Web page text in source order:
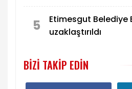
5
Etimesgut Belediye
uzaklaştırıldı
BIZI TAKIP EDIN